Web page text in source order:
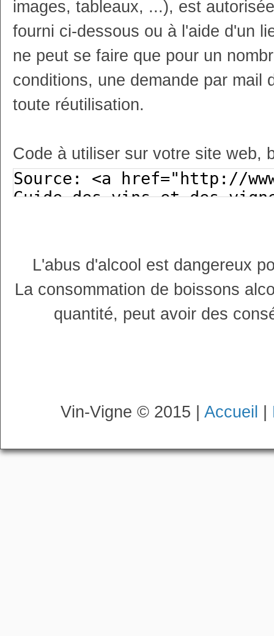
images, tableaux, ...), est
fourni ci-dessous ou à l'aide d'un
ne peut se faire que pour un
conditions, une demande par mail
toute réutilisation.
Code à utiliser sur votre site web,
L'abus d'alcool est dangereux
La consommation de boissons
quantité, peut avoir des
Vin-Vigne © 2015 | Accueil